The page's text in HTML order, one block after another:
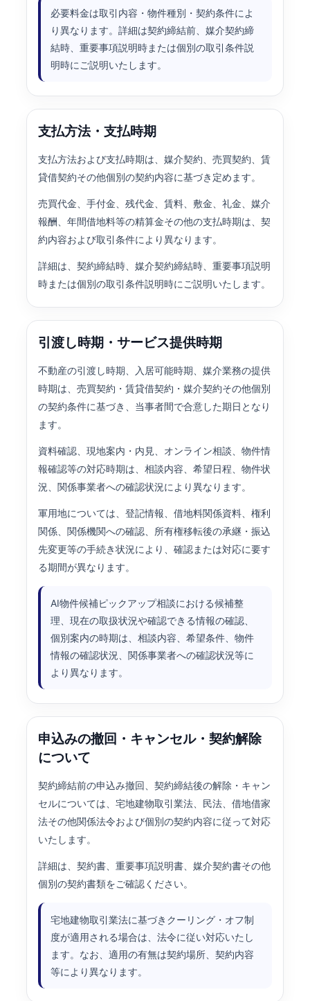
必要料金は取引内容・物件種別・契約条件によ
り異なります。詳細は契約締結前、媒介契約締
結時、重要事項説明時または個別の取引条件説
明時にご説明いたします。
支払方法・支払時期
支払方法および支払時期は、媒介契約、売買契約、賃
貸借契約その他個別の契約内容に基づき定めます。
売買代金、手付金、残代金、賃料、敷金、礼金、媒介
報酬、年間借地料等の精算金その他の支払時期は、契
約内容および取引条件により異なります。
詳細は、契約締結時、媒介契約締結時、重要事項説明
時または個別の取引条件説明時にご説明いたします。
引渡し時期・サービス提供時期
不動産の引渡し時期、入居可能時期、媒介業務の提供
時期は、売買契約・賃貸借契約・媒介契約その他個別
の契約条件に基づき、当事者間で合意した期日となり
ます。
資料確認、現地案内・内見、オンライン相談、物件情
報確認等の対応時期は、相談内容、希望日程、物件状
況、関係事業者への確認状況により異なります。
軍用地については、登記情報、借地料関係資料、権利
関係、関係機関への確認、所有権移転後の承継・振込
先変更等の手続き状況により、確認または対応に要す
る期間が異なります。
AI物件候補ピックアップ相談における候補整
理、現在の取扱状況や確認できる情報の確認、
個別案内の時期は、相談内容、希望条件、物件
情報の確認状況、関係事業者への確認状況等に
より異なります。
申込みの撤回・キャンセル・契約解除
について
契約締結前の申込み撤回、契約締結後の解除・キャン
セルについては、宅地建物取引業法、民法、借地借家
法その他関係法令および個別の契約内容に従って対応
いたします。
詳細は、契約書、重要事項説明書、媒介契約書その他
個別の契約書類をご確認ください。
宅地建物取引業法に基づきクーリング・オフ制
度が適用される場合は、法令に従い対応いたし
ます。なお、適用の有無は契約場所、契約内容
等により異なります。